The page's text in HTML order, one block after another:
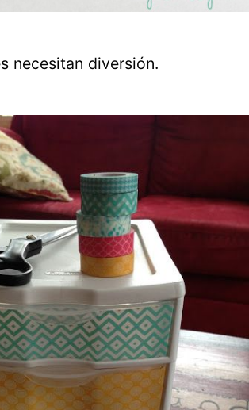
necesitan diversión.